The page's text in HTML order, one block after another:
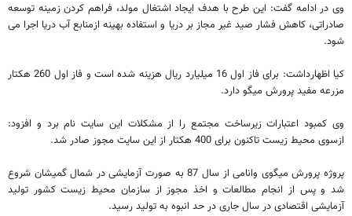
وی در ادامه گفت: این طرح با هدف ایجاد اشتغال مولد، فراهم کردن زمینه توسعه
صادراتی، کاهش فشار صید غیر مجاز بر دریا و استفاده بهینه ازمنابع آب دریا اجرا می
شود.
کیا اظهارداشت: برای فاز اول 16 میلیارد ریال هزینه شده است و فاز اول 260 هکتار
مزرعه مفید پرورش میگو دارد.
وی کمبود اعتبارات زیرساخت مجتمع را از مشکلات این سایت نام برد و افزود:
ازسوی محیط زیست تاکنون برای 400 هکتار از این سایت مجوز صادر شد.
پروژه پرورش میگوی وانامی از سال 87 به صورت آزمایشی در شمال گمیشان شروع
شد و پس از انجام مطالعات و اخذ مجوز از سازمان محیط زیست کشور تولید
آزمایشی اقتصادی در سال جاری در حد انبوه به تولید رسید.